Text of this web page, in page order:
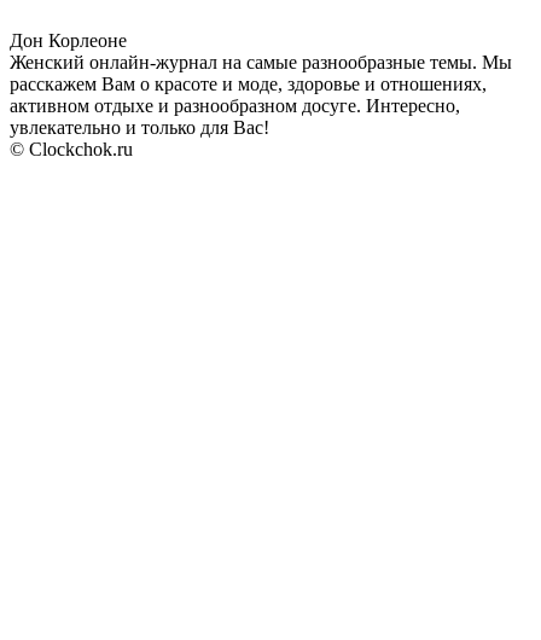
Дон Корлеоне
Женский онлайн-журнал на самые разнообразные темы. Мы
расскажем Вам о красоте и моде, здоровье и отношениях,
активном отдыхе и разнообразном досуге. Интересно,
увлекательно и только для Вас!
© Clockchok.ru